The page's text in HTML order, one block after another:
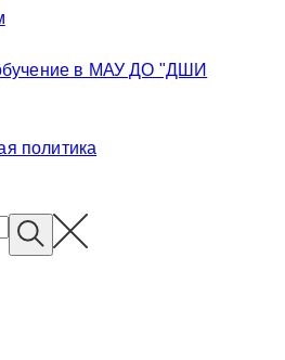
в МАУ ДО "ДШИ
политика